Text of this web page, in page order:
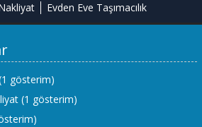
Evden Eve Taşımacılık
gösterim)
(1 gösterim)